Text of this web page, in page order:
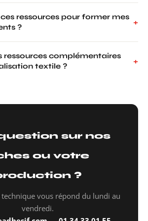
ressources pour former mes
?
+
ressources complémentaires
textile ?
+
sur nos
ou votre
?
vous répond du lundi au
vendredi.